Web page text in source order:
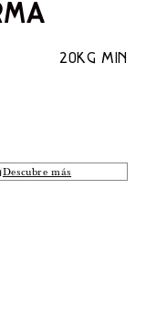
20KG MIN
Descubre más